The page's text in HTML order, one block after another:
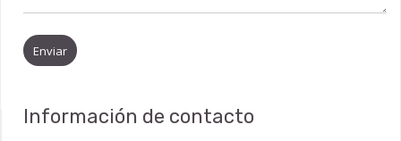
Enviar
Información de contacto